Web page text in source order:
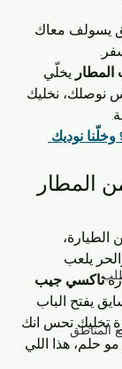
المناطق
يسولف معاك
يخلّي
نوصلك، نخليك
يلا، اتصل عالـ 96630262 وخلّنا نوديك
المطار
يلعب
تاكسي جيب
يفتح الباب
تخليك تحس انك
حلم، هذا اللي